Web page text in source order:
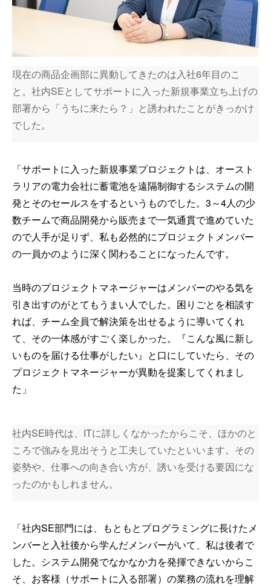
現在の商品企画部に異動してきたのは入社6年目のこ
と。社内SEとしてサポートに入った新規事業立ち上げの
部署から「うちに来たら？」と誘われたことがきっかけ
でした。
「サポートに入った新規事業プロジェクトは、オースト
ラリアの電力会社に蓄電池を遠隔制御するシステムの開
発とそのセールスをするというものでした。3～4人の少
数チームで商品開発から販売まで一気通貫で進めていた
ので人手が足りず、私も必然的にプロジェクトメンバー
の一員かのように深く関わることになったんです。
当時のプロジェクトマネージャーはメンバーのやる気を
引き出すのがとてもうまい人でした。困りごとを相談す
れば、チーム全員で解決策を出せるように導いてくれ
て、その一体感がすごく楽しかった。『こんな風に新し
いものを届ける仕事がしたい』と口にしていたら、その
プロジェクトマネージャーが異動を提案してくれまし
た」
社内SE時代は、ITに詳しくなかったからこそ、ほかのと
ころで強みを見出そうと工夫していたといいます。その
姿勢や、仕事への向き合い方が、誘いを受ける要因にな
ったのかもしれません。
「社内SE部門には、もともとプログラミングに長けたメ
ンバーと入社後から学んだメンバーがいて、私は後者で
した。システム開発でなかなか力を発揮できないからこ
そ、お客様（サポートに入る部署）の業務の流れを理解